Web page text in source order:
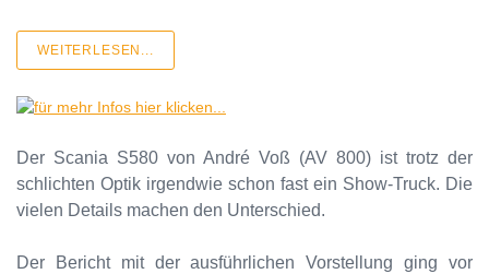
WEITERLESEN...
Der Scania S580 von André Voß (AV 800) ist trotz der
schlichten Optik irgendwie schon fast ein Show-Truck. Die
vielen Details machen den Unterschied.
Der Bericht mit der ausführlichen Vorstellung ging vor